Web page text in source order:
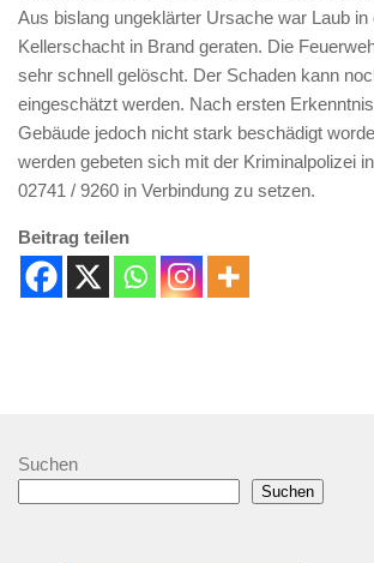
Aus bislang ungeklärter Ursache war Laub in
Kellerschacht in Brand geraten. Die
sehr schnell gelöscht. Der Schaden kann
eingeschätzt werden. Nach ersten
Gebäude jedoch nicht stark beschädigt
werden gebeten sich mit der Kriminalpolizei
02741 / 9260 in Verbindung zu setzen.
Beitrag teilen
Suchen
Suchen